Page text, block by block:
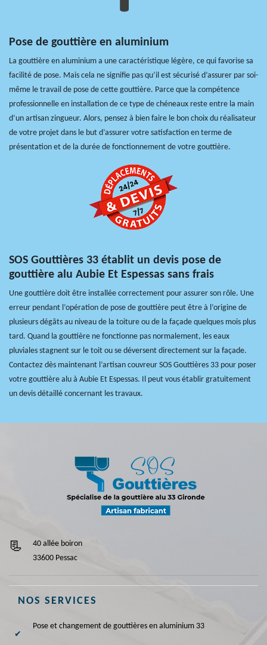
Pose de gouttière en aluminium
La gouttière en aluminium a une caractéristique légère, ce qui favorise sa
facilité de pose. Mais cela ne signifie pas qu’il est sécurisé d’assurer par soi-
même le travail de pose de cette gouttière. Parce que la compétence
professionnelle en installation de ce type de chéneaux reste entre la main
d’un artisan zingueur. Alors, pensez à bien faire le bon choix du réalisateur
de votre projet dans le but d’assurer votre satisfaction en terme de
présentation et de la durée de fonctionnement de votre gouttière.
SOS Gouttières 33 établit un devis pose de
gouttière alu Aubie Et Espessas sans frais
Une gouttière doit être installée correctement pour assurer son rôle. Une
erreur pendant l’opération de pose de gouttière peut être à l’origine de
plusieurs dégâts au niveau de la toiture ou de la façade quelques mois plus
tard. Quand la gouttière ne fonctionne pas normalement, les eaux
pluviales stagnent sur le toit ou se déversent directement sur la façade.
Contactez dès maintenant l’artisan couvreur SOS Gouttières 33 pour poser
votre gouttière alu à Aubie Et Espessas. Il peut vous établir gratuitement
un devis détaillé concernant les travaux.
40 allée boiron
33600 Pessac
NOS SERVICES
Pose et changement de gouttières en aluminium 33